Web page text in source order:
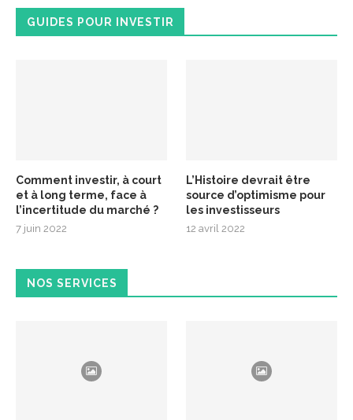
GUIDES POUR INVESTIR
Comment investir, à court
et à long terme, face à
l’incertitude du marché ?
7 juin 2022
L’Histoire devrait être
source d’optimisme pour
les investisseurs
12 avril 2022
NOS SERVICES